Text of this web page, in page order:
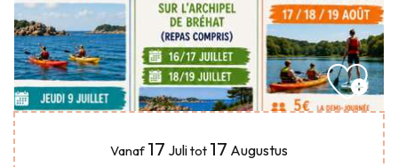
Vanaf 17 Julitot 17 Augustus